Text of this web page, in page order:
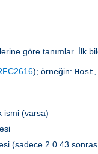
göre tanımlar. İlk
); örneğin: Host
ismi (varsa)
(sadece 2.0.43